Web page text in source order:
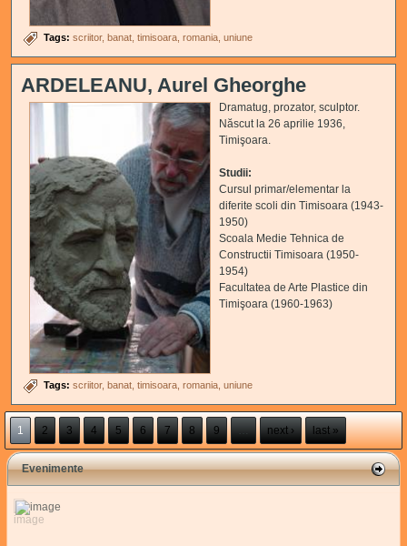
Tags:scriitor banat timisoara romania uniune
ARDELEANU, Aurel Gheorghe
Dramatug, prozator, sculptor.
Născut la 26 aprilie 1936,
Timişoara.
Studii:
Cursul primar/elementar la
diferite scoli din Timisoara (1943-
1950)
Scoala Medie Tehnica de
Constructii Timisoara (1950-
1954)
Facultatea de Arte Plastice din
Timişoara (1960-1963)
Tags:scriitor banat timisoara romania uniune
Pages
1 2 3 4 5 6 7 8 9 … next › last »
Evenimente